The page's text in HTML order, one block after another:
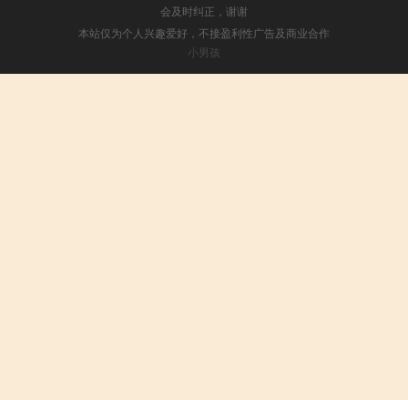
会及时纠正，谢谢
本站仅为个人兴趣爱好，不接盈利性广告及商业合作
小男孩